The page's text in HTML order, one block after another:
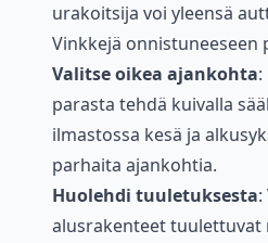
urakoitsija voi yleensä
Vinkkejä
Valitse oikea ajankohta
parasta tehdä kuivalla
ilmastossa kesä ja
parhaita ajankohtia.
Huolehdi tuuletuksesta
alusrakenteet tuulettuvat